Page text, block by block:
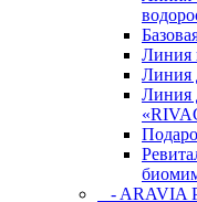
Линия
Линия
Линия
- ARAVIA